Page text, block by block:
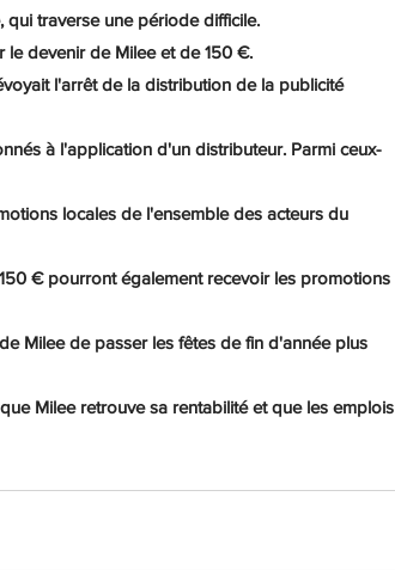
traverse une période difficile.
le devenir de Milee et de 150 €.
l'arrêt de la distribution de la publicité
à l'application d'un distributeur. Parmi ceux-
locales de l'ensemble des acteurs du
€ pourront également recevoir les promotions
Milee de passer les fêtes de fin d'année plus
Milee retrouve sa rentabilité et que les emplois